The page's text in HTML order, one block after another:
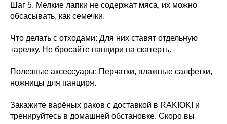
Шаг 5. Мелкие лапки не содержат мяса, их можно
обсасывать, как семечки.
Что делать с отходами: Для них ставят отдельную
тарелку. Не бросайте панцири на скатерть.
Полезные аксессуары: Перчатки, влажные салфетки,
ножницы для панциря.
Закажите варёных раков с доставкой в RAKIOKI и
тренируйтесь в домашней обстановке. Скоро вы